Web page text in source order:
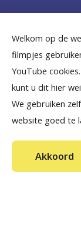
Welkom op de
filmpjes
YouTube
kunt u dit hier
We gebruiken
website goed te
Akkoord
p
a
g
e
Dicht bij
B
e
k
k
B
e
k
j
k
Aansprakelijkheid
Toegankelijkheid